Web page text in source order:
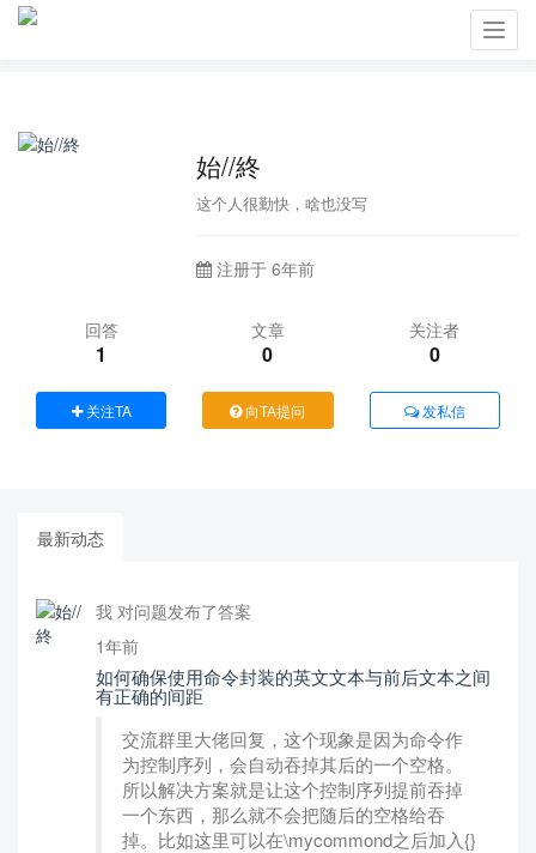
始//終
这个人很勤快，啥也没写
注册于 6年前
回答
1
文章
0
关注者
0
关注TA 向TA提问 发私信
最新动态
我 对问题发布了答案
1年前
如何确保使用命令封装的英文文本与前后文本之间
有正确的间距
交流群里大佬回复，这个现象是因为命令作
为控制序列，会自动吞掉其后的一个空格。
所以解决方案就是让这个控制序列提前吞掉
一个东西，那么就不会把随后的空格给吞
掉。比如这里可以在\mycommond之后加入{}